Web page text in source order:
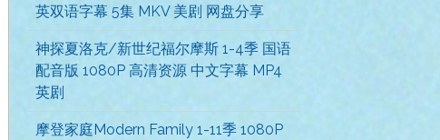
英双语字幕 5集 MKV 美剧 网盘分享
神探夏洛克/新世纪福尔摩斯 1-4季 国语
配音版 1080P 高清资源 中文字幕 MP4
英剧
摩登家庭Modern Family 1-11季 1080P